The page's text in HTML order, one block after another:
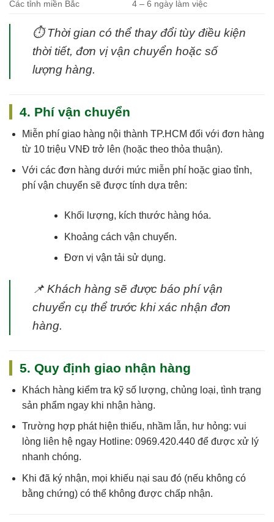
Các tỉnh miền Bắc 4 – 6 ngày làm việc
⏱Thời gian có thể thay đổi tùy điều kiện
thời tiết, đơn vị vận chuyển hoặc số
lượng hàng.
4. Phí vận chuyển
Miễn phí giao hàng nội thành TP.HCM đối với đơn hàng
từ 10 triệu VNĐ trở lên (hoặc theo thỏa thuận).
Với các đơn hàng dưới mức miễn phí hoặc giao tỉnh,
phí vận chuyển sẽ được tính dựa trên:
Khối lượng, kích thước hàng hóa.
Khoảng cách vận chuyển.
Đơn vị vận tải sử dụng.
📌 Khách hàng sẽ được báo phí vận
chuyển cụ thể trước khi xác nhận đơn
hàng.
5. Quy định giao nhận hàng
Khách hàng kiểm tra kỹ số lượng, chủng loại, tình trạng
sản phẩm ngay khi nhận hàng.
Trường hợp phát hiện thiếu, nhầm lẫn, hư hỏng: vui
lòng liên hệ ngay Hotline: 0969.420.440để được xử lý
nhanh chóng.
Khi đã ký nhận, mọi khiếu nại sau đó (nếu không có
bằng chứng) có thể không được chấp nhận.